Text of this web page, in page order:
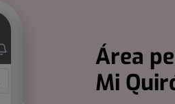
Área
Mi